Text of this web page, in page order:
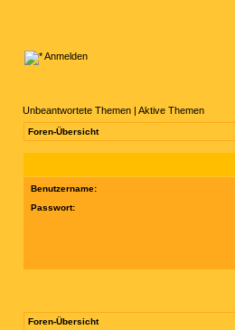
Anmelden
Unbeantwortete Themen | Aktive Themen
Foren-Übersicht
Benutzername:
Passwort:
Foren-Übersicht